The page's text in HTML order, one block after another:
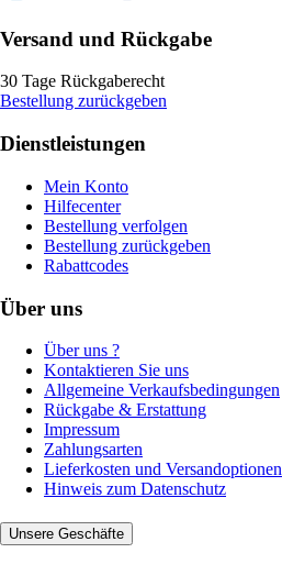
Versand und Rückgabe
30 Tage Rückgaberecht
Bestellung zurückgeben
Dienstleistungen
Mein Konto
Hilfecenter
Bestellung verfolgen
Bestellung zurückgeben
Rabattcodes
Über uns
Über uns ?
Kontaktieren Sie uns
Allgemeine Verkaufsbedingungen
Rückgabe & Erstattung
Impressum
Zahlungsarten
Lieferkosten und Versandoptionen
Hinweis zum Datenschutz
Unsere Geschäfte